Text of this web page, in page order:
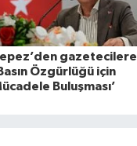
gazetecilere
Özgürlüğü için
Buluşması’